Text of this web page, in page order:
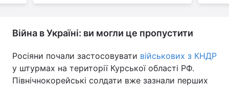
Війна в Україні: ви могли це пропустити
Росіяни почали застосовувати військових з КНДР
у штурмах на території Курської області РФ.
Північнокорейські солдати вже зазнали перших